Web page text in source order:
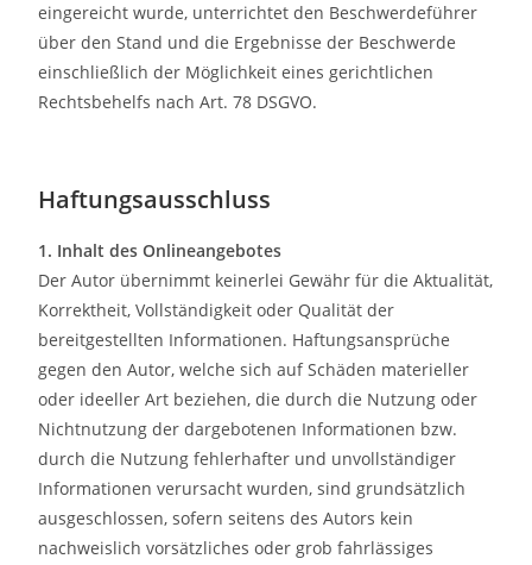
eingereicht wurde, unterrichtet den Beschwerdeführer
über den Stand und die Ergebnisse der Beschwerde
einschließlich der Möglichkeit eines gerichtlichen
Rechtsbehelfs nach Art. 78 DSGVO.
Haftungsausschluss
1. Inhalt des Onlineangebotes
Der Autor übernimmt keinerlei Gewähr für die Aktualität,
Korrektheit, Vollständigkeit oder Qualität der
bereitgestellten Informationen. Haftungsansprüche
gegen den Autor, welche sich auf Schäden materieller
oder ideeller Art beziehen, die durch die Nutzung oder
Nichtnutzung der dargebotenen Informationen bzw.
durch die Nutzung fehlerhafter und unvollständiger
Informationen verursacht wurden, sind grundsätzlich
ausgeschlossen, sofern seitens des Autors kein
nachweislich vorsätzliches oder grob fahrlässiges